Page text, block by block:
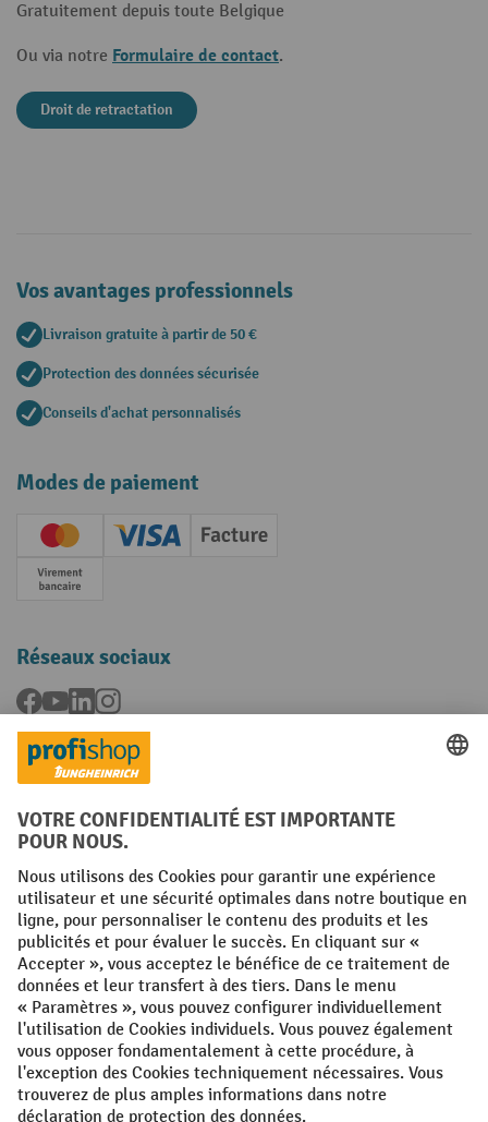
Gratuitement depuis toute Belgique
Ou via notre Formulaire de contact.
Droit de retractation
Vos avantages professionnels
Livraison gratuite à partir de 50 €
Protection des données sécurisée
Conseils d'achat personnalisés
Modes de paiement
Creditcard (Master)Creditcard (Visa)
Facture
Paiement anticipé
Réseaux sociaux
Facebook
YouTubeLinkedInInstagram
Langues
FR NL
Conditions générales Mentions légales
Protection des Données Politique de cookies
All prices excl. VAT plusshipping costsand possible delivery charges,
if not stated otherwise.
¹ La remise est valable jusqu'à épuisement des stocks. La remise ne
s'applique pas aux prix spéciaux. Il n'est pas possible de le combiner